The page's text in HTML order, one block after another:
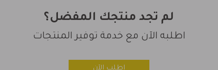
لم تجد منتجك المفضل؟
اطلبه الآن مع خدمة توفير المنتجات